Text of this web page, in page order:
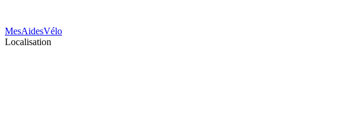
MesAidesVélo
Localisation